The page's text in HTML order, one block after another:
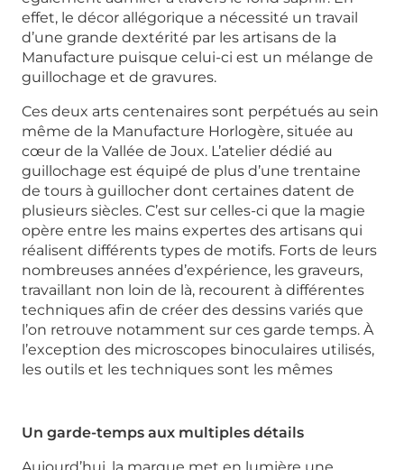
effet, le décor allégorique a nécessité un travail
d’une grande dextérité par les artisans de la
Manufacture puisque celui-ci est un mélange de
guillochage et de gravures.
Ces deux arts centenaires sont perpétués au sein
même de la Manufacture Horlogère, située au
cœur de la Vallée de Joux. L’atelier dédié au
guillochage est équipé de plus d’une trentaine
de tours à guillocher dont certaines datent de
plusieurs siècles. C’est sur celles-ci que la magie
opère entre les mains expertes des artisans qui
réalisent différents types de motifs. Forts de leurs
nombreuses années d’expérience, les graveurs,
travaillant non loin de là, recourent à différentes
techniques afin de créer des dessins variés que
l’on retrouve notamment sur ces garde temps. À
l’exception des microscopes binoculaires utilisés,
les outils et les techniques sont les mêmes
Un garde-temps aux multiples détails
Aujourd’hui, la marque met en lumière une